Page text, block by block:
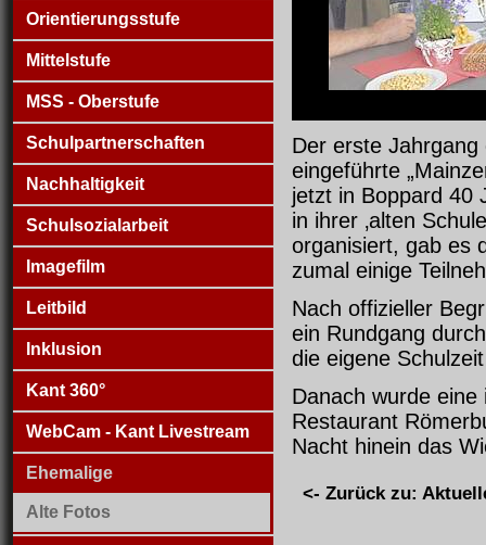
Orientierungsstufe
Mittelstufe
MSS - Oberstufe
Schulpartnerschaften
Nachhaltigkeit
Schulsozialarbeit
Imagefilm
Leitbild
Inklusion
Kant 360°
WebCam - Kant Livestream
Ehemalige
Alte Fotos
Der erste
eingeführte
jetzt in Boppard 40
in ihrer ‚alten
organisiert, gab es
zumal einige
Nach offizieller
ein Rundgang
die eigene
Danach wurde
Restaurant
Nacht hinein das
<- Zurück zu: